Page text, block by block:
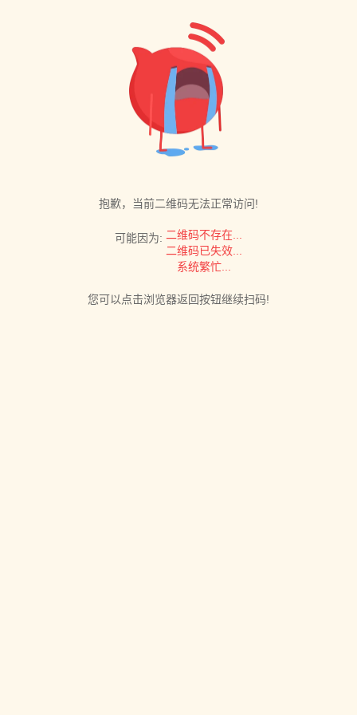
抱歉，当前二维码无法正常访问!
可能因为: 二维码不存在...
二维码已失效...
系统繁忙...
您可以点击浏览器返回按钮继续扫码!